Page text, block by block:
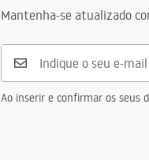
Mantenha-se atualizado
Ao inserir e confirmar os seus